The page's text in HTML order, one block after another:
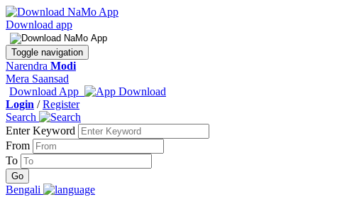
Download app
Toggle navigation
Narendra Modi
Mera Saansad
Download App
Login /Register
Search
Enter Keyword
From
To
Bengali